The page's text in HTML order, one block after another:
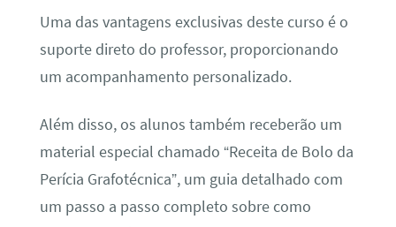
Uma das vantagens exclusivas deste curso é o
suporte direto do professor, proporcionando
um acompanhamento personalizado.
Além disso, os alunos também receberão um
material especial chamado “Receita de Bolo da
Perícia Grafotécnica”, um guia detalhado com
um passo a passo completo sobre como